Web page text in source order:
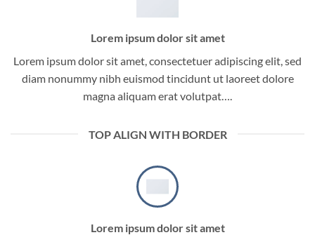
Lorem ipsum dolor sit amet
Lorem ipsum dolor sit amet, consectetuer adipiscing elit, sed
diam nonummy nibh euismod tincidunt ut laoreet dolore
magna aliquam erat volutpat….
TOP ALIGN WITH BORDER
Lorem ipsum dolor sit amet